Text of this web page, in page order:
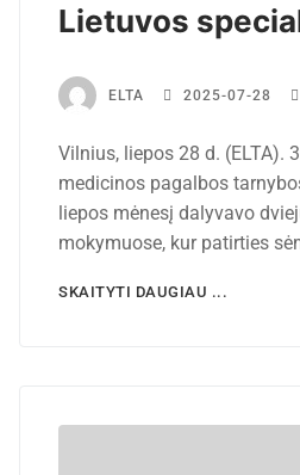
Lietuvos
ELTA 2025-07-28
Vilnius, liepos 28 d. (ELTA).
medicinos pagalbos
liepos mėnesį dalyvavo
mokymuose, kur patirties
SKAITYTI DAUGIAU ...